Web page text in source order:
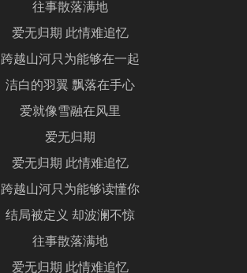
往事散落满地
爱无归期 此情难追忆
跨越山河只为能够在一起
洁白的羽翼 飘落在手心
爱就像雪融在风里
爱无归期
爱无归期 此情难追忆
跨越山河只为能够读懂你
结局被定义 却波澜不惊
往事散落满地
爱无归期 此情难追忆